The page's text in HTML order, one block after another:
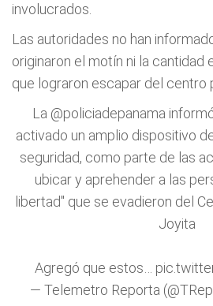
involucrados.
Las autoridades no han
originaron el motín ni la cantidad
que lograron escapar del centro
La @policiadepanama
activado un amplio dispositivo
seguridad, como parte de las
ubicar y aprehender a las
libertad" que se evadieron del
Joyita
Agregó que estos…
— Telemetro Reporta